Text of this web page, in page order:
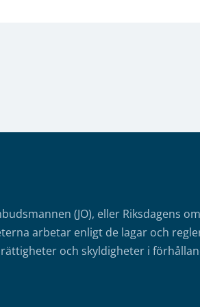
(JO), eller Riksdagens
arbetar enligt de lagar och
och skyldigheter i